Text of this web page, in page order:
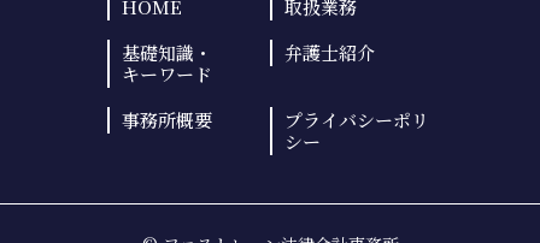
HOME
取扱業務
基礎知識・
キーワード
弁護士紹介
事務所概要
プライバシーポリ
シー